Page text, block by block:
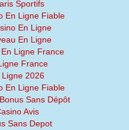
Sportifs
En Ligne Fiable
En Ligne
En Ligne
Ligne France
France
2026
En Ligne Fiable
Sans Dépôt
Avis
Sans Depot